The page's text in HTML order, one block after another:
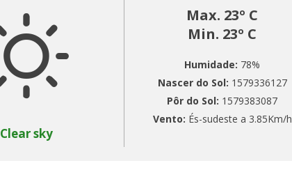
Clear sky
Max. 23º C
Min. 23º C
Humidade: 78%
Nascer do Sol: 1579336127
Pôr do Sol: 1579383087
Vento: És-sudeste a 3.85Km/h